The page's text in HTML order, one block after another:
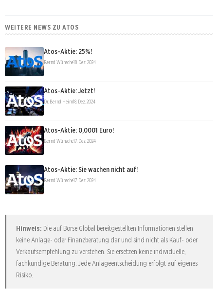
WEITERE NEWS ZU ATOS
Atos-Aktie: 25%!
Bernd Wünsche18. Dez. 2024
Atos-Aktie: Jetzt!
Dr. Bernd Heim18. Dez. 2024
Atos-Aktie: 0,0001 Euro!
Bernd Wünsche17. Dez. 2024
Atos-Aktie: Sie wachen nicht auf!
Bernd Wünsche17. Dez. 2024
Hinweis: Die auf Börse Global bereitgestellten Informationen stellen
keine Anlage- oder Finanzberatung dar und sind nicht als Kauf- oder
Verkaufsempfehlung zu verstehen. Sie ersetzen keine individuelle,
fachkundige Beratung. Jede Anlageentscheidung erfolgt auf eigenes
Risiko.